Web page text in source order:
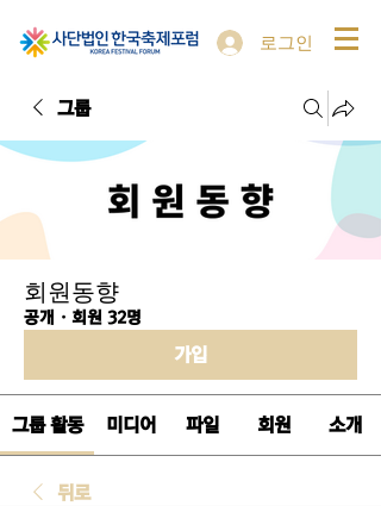
로그인
그룹
회원동향
공개 · 회원 32명
가입
그룹 활동 미디어 파일 회원 소개
뒤로